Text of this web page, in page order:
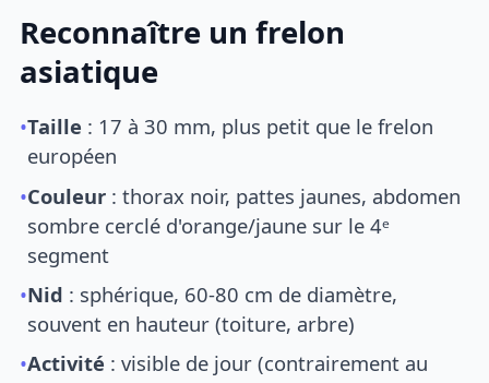
Reconnaître un frelon
asiatique
•Taille : 17 à 30 mm, plus petit que le frelon
européen
•Couleur : thorax noir, pattes jaunes, abdomen
sombre cerclé d'orange/jaune sur le 4ᵉ
segment
•Nid : sphérique, 60-80 cm de diamètre,
souvent en hauteur (toiture, arbre)
•Activité : visible de jour (contrairement au